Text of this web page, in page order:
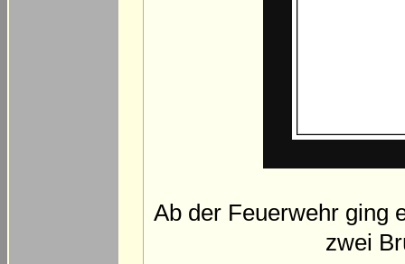
Ab der Feuerwehr ging
zwei